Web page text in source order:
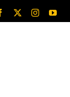
Facebook Instagram